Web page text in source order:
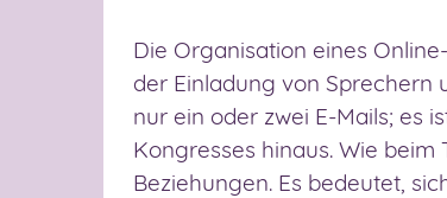
Die Organisation eines
der Einladung von Sprechern
nur ein oder zwei E-Mails; es
Kongresses hinaus. Wie
Beziehungen. Es bedeutet,